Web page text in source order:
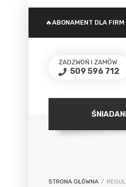
🔥ABONAMENT DLA FIRM
ZADZWOŃ I ZAMÓW
509 596 712
STRONA GŁÓWNA /